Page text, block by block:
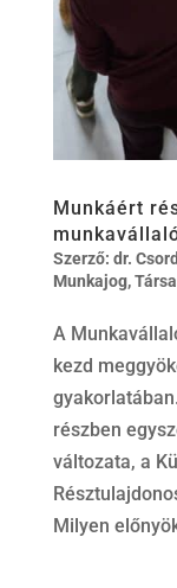
Munkáért
Szerző: dr.
Munkajog,
A
kezd
részben
változata, a
Milyen